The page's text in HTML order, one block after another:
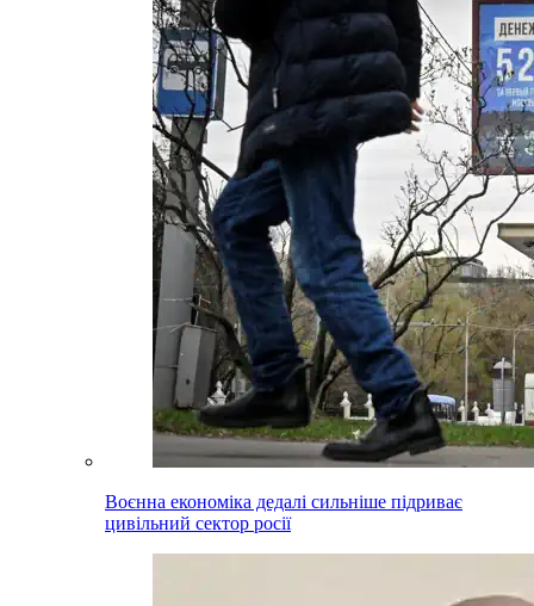
Воєнна економіка дедалі сильніше підриває
цивільний сектор росії